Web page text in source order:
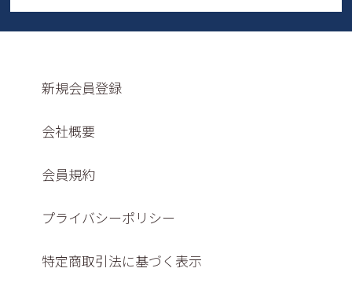
新規会員登録
会社概要
会員規約
プライバシーポリシー
特定商取引法に基づく表示